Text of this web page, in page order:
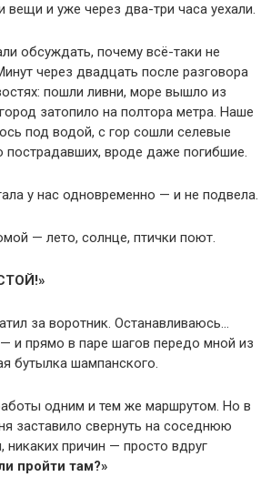
и уже через два-три часа уехали.
обсуждать, почему всё-таки не
через двадцать после разговора
пошли ливни, море вышло из
затопило на полтора метра. Наше
под водой, с гор сошли селевые
пострадавших, вроде даже погибшие.
у нас одновременно — и не подвела.
— лето, солнце, птички поют.
за воротник. Останавливаюсь…
и прямо в паре шагов передо мной из
бутылка шампанского.
одним и тем же маршрутом. Но в
заставило свернуть на соседнюю
никаких причин — просто вдруг
пройти там?»